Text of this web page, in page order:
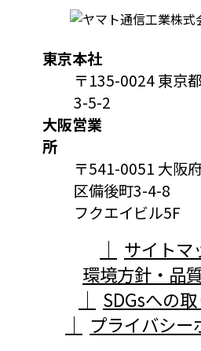
東京本社
〒135-0024 東京
3-5-2
大阪営業
所
〒541-0051 大阪
区備後町3-4-8
フクエイビル5F
サイトマ
環境方針・品
SDGsへの
プライバシー